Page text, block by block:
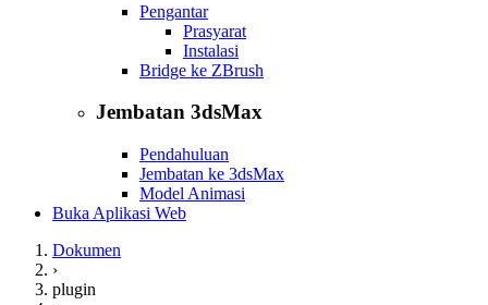
Pengantar
Prasyarat
Instalasi
Bridge ke ZBrush
Jembatan 3dsMax
Pendahuluan
Jembatan ke 3dsMax
Model Animasi
Buka Aplikasi Web
Dokumen
›
plugin